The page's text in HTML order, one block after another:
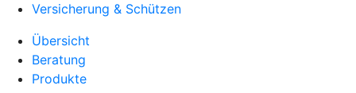
Versicherung & Schützen
Übersicht
Beratung
Produkte